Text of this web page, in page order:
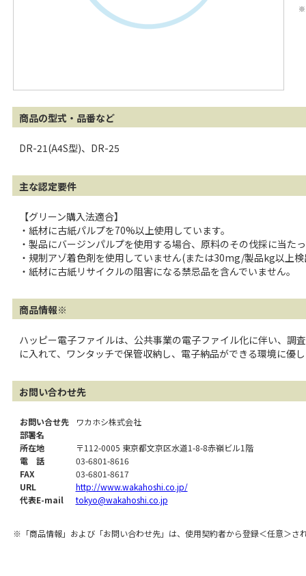
※
商品の型式・品番など
DR-21(A4S型)、DR-25
主な認定要件
【グリーン購入法適合】
・紙材に古紙パルプを70%以上使用しています。
・製品にバージンパルプを使用する場合、原料のその伐採に当
・規制アゾ着色剤を使用していません(または30mg/製品kg以上
・紙材に古紙リサイクルの阻害になる禁忌品を含んでいません。
商品情報※
ハッピー電子ファイルは、公共事業の電子ファイル化に伴い、調
に入れて、ワンタッチで保管収納し、電子納品ができる環境に優
お問い合わせ先
お問い合せ先
ワカホシ株式会社
部署名
所在地
〒112-0005 東京都文京区水道1-8-8赤嶺ビル1階
電 話
03-6801-8616
FAX
03-6801-8617
URL
http://www.wakahoshi.co.jp/
代表E-mail
tokyo@wakahoshi.co.jp
※「商品情報」および「お問い合わせ先」は、使用契約者から登録＜任意＞さ